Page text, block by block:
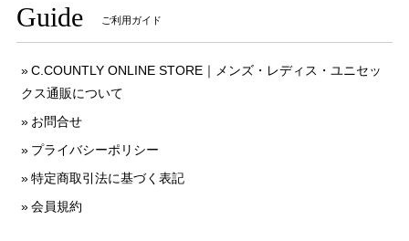
Guide ご利用ガイド
C.COUNTLY ONLINE STORE｜メンズ・レディス・ユニセッ
クス通販について
お問合せ
プライバシーポリシー
特定商取引法に基づく表記
会員規約